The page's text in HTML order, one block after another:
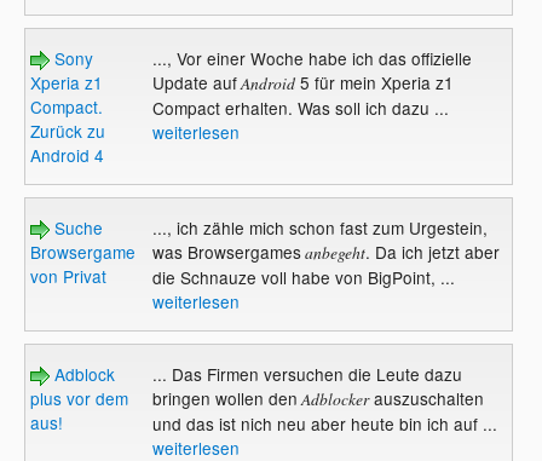
Sony
Xperia z1
Compact.
Zurück zu
Android 4
..., Vor einer Woche habe ich das offizielle
Update aufAndroid5 für mein Xperia z1
Compact erhalten. Was soll ich dazu ...
weiterlesen
Suche
Browsergame
von Privat
..., ich zähle mich schon fast zum Urgestein,
was Browsergamesanbegeht. Da ich jetzt aber
die Schnauze voll habe von BigPoint, ...
weiterlesen
Adblock
plus vor dem
aus!
... Das Firmen versuchen die Leute dazu
bringen wollen den Adblockerauszuschalten
und das ist nich neu aber heute bin ich auf ...
weiterlesen